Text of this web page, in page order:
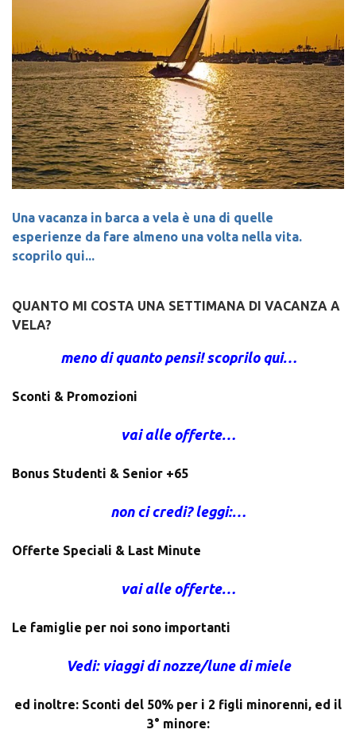
Una vacanza in barca a vela è una di quelle
esperienze da fare almeno una volta nella vita.
scoprilo qui...
QUANTO MI COSTA UNA SETTIMANA DI VACANZA A
VELA?
meno di quanto pensi! scoprilo qui…
Sconti & Promozioni
vai alle offerte…
Bonus Studenti & Senior +65
non ci credi? leggi:…
Offerte Speciali & Last Minute
vai alle offerte…
Le famiglie per noi sono importanti
Vedi: viaggi di nozze/lune di miele
ed inoltre: Sconti del 50% per i 2 figli minorenni, ed il
3° minore: